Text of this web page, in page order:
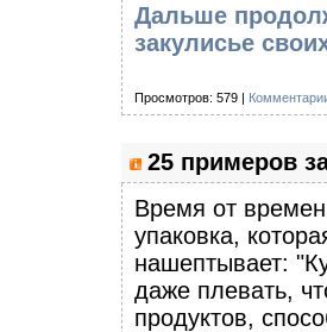
Дальше
закулисье
Просмотров: 579 |
25 примеров
Время от
упаковка,
нашептывает:
даже плевать,
продуктов,